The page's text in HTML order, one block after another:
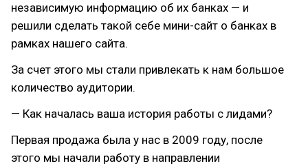
независимую информацию об их банках — и
решили сделать такой себе мини-сайт о банках в
рамках нашего сайта.
За счет этого мы стали привлекать к нам большое
количество аудитории.
— Как началась ваша история работы с лидами?
Первая продажа была у нас в 2009 году, после
этого мы начали работу в направлении